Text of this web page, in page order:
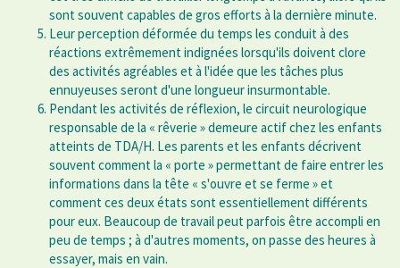
sont souvent capables de gros efforts à la dernière minute.
Leur perception déformée du temps les conduit à des
réactions extrêmement indignées lorsqu'ils doivent clore
des activités agréables et à l'idée que les tâches plus
ennuyeuses seront d'une longueur insurmontable.
Pendant les activités de réflexion, le circuit neurologique
responsable de la « rêverie » demeure actif chez les enfants
atteints de TDA/H. Les parents et les enfants décrivent
souvent comment la « porte » permettant de faire entrer les
informations dans la tête « s'ouvre et se ferme » et
comment ces deux états sont essentiellement différents
pour eux. Beaucoup de travail peut parfois être accompli en
peu de temps ; à d'autres moments, on passe des heures à
essayer, mais en vain.